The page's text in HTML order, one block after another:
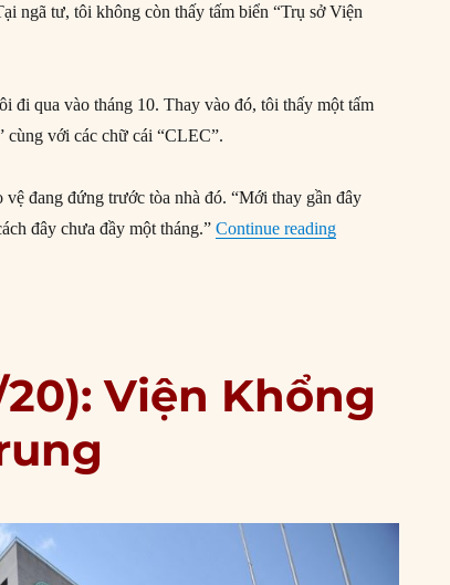
ngã tư, tôi không còn thấy tấm biển “Trụ sở Viện
đi qua vào tháng 10. Thay vào đó, tôi thấy một tấm
cùng với các chữ cái “CLEC”.
đang đứng trước tòa nhà đó. “Mới thay gần đây
đây chưa đầy một tháng.”Continue reading“Nhật ký Bắc
Viện Khổng